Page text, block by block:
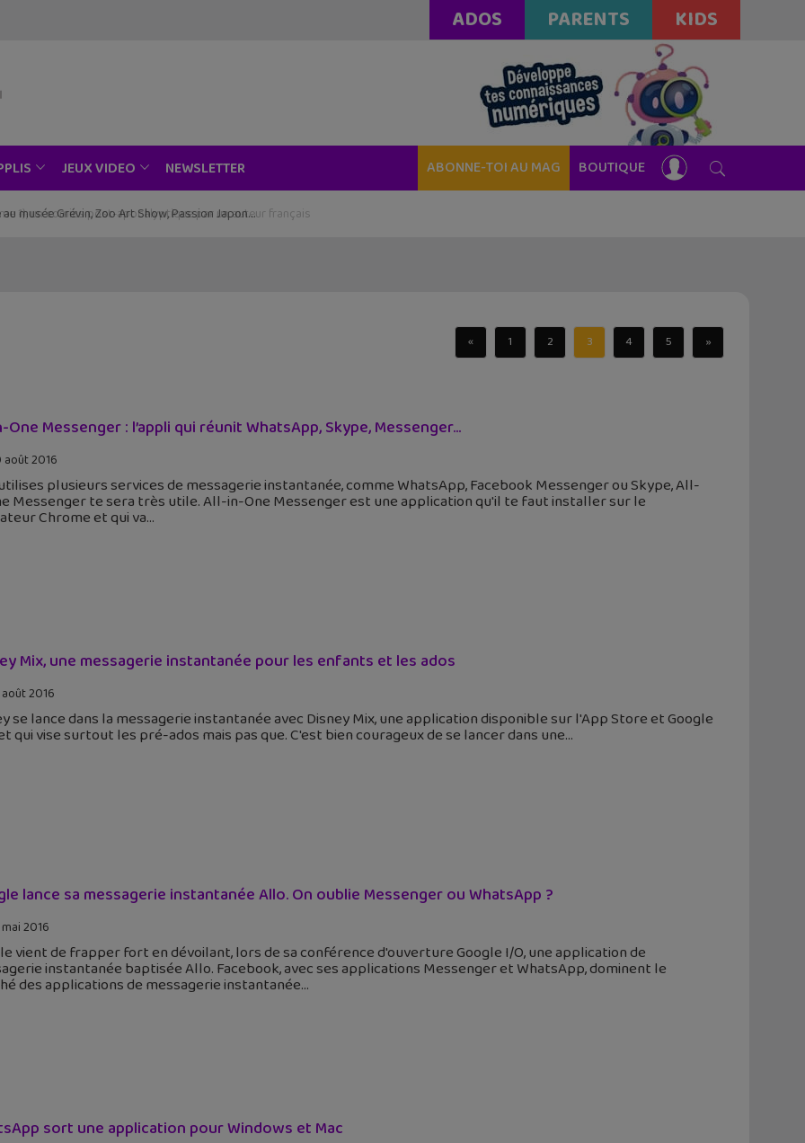
ADOS PARENTS KIDS
JEUX VIDEO NEWSLETTER ABONNE-TOI AU MAG BOUTIQUE
musée Grévin, Zoo Art Show, Passion Japon…
« 1 2 3 4 5 »
One Messenger : l’appli qui réunit WhatsApp, Skype, Messenger…
août 2016
plusieurs services de messagerie instantanée, comme WhatsApp, Facebook Messenger ou Skype, All-
Messenger te sera très utile. All-in-One Messenger est une application qu'il te faut installer sur le
Chrome et qui va
Mix, une messagerie instantanée pour les enfants et les ados
2016
se lance dans la messagerie instantanée avec Disney Mix, une application disponible sur l'App Store et Google
qui vise surtout les pré-ados mais pas que. C'est bien courageux de se lancer dans une
lance sa messagerie instantanée Allo. On oublie Messenger ou WhatsApp ?
2016
vient de frapper fort en dévoilant, lors de sa conférence d'ouverture Google I/O, une application de
instantanée baptisée Allo. Facebook, avec ses applications Messenger et WhatsApp, dominent le
des applications de messagerie instantanée
sort une application pour Windows et Mac